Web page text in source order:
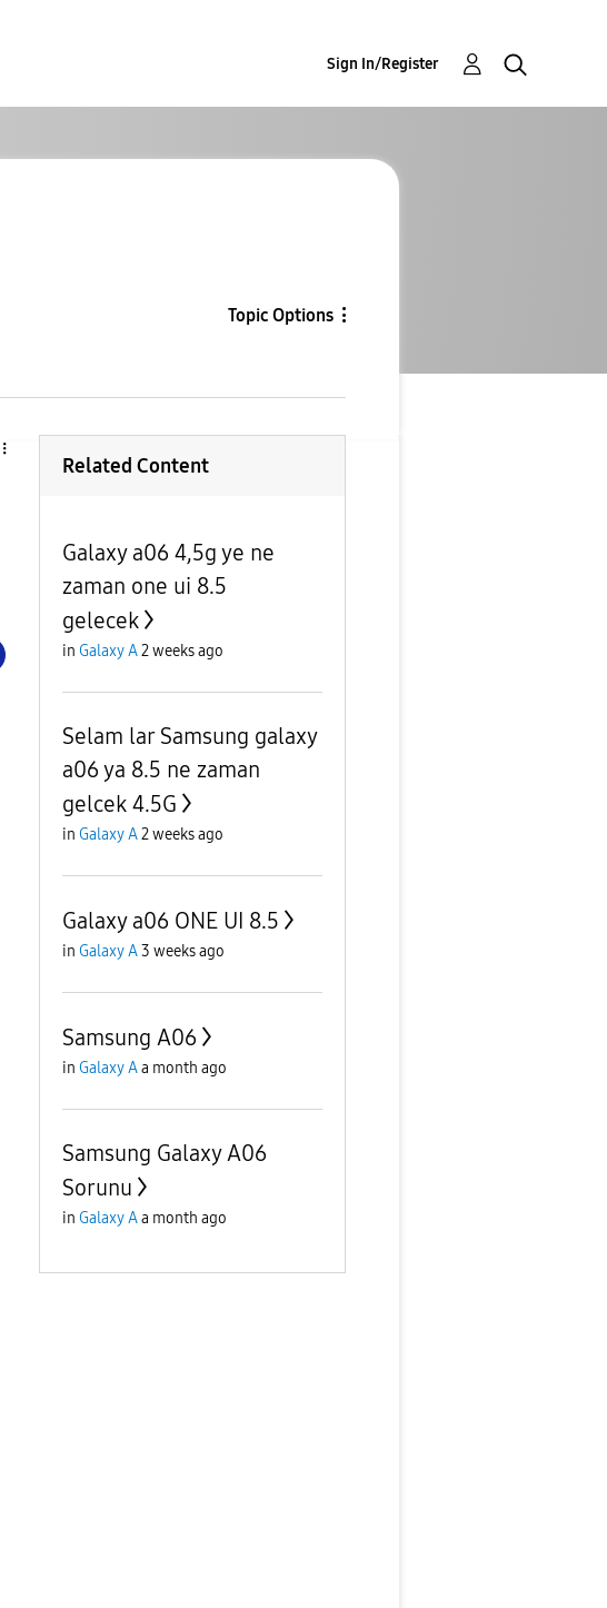
Sign In/Register
Topic Options
Related Content
Galaxy a06 4,5g ye ne
zaman one ui 8.5
gelecek
in Galaxy A2 weeks ago
Selam lar Samsung galaxy
a06 ya 8.5 ne zaman
gelcek 4.5G
in Galaxy A2 weeks ago
Galaxy a06 ONE UI 8.5
in Galaxy A3 weeks ago
Samsung A06
in Galaxy Aa month ago
Samsung Galaxy A06
Sorunu
in Galaxy Aa month ago